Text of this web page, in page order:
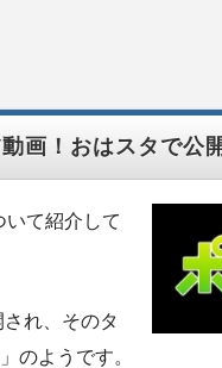
画！おはスタで公
て紹介して
れ、そのタ
のようです。